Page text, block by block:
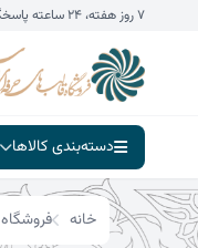
۷ روز هفته، ۲۴ ساعته پاسخگوی شما هستیم
دسته‌بندی کالاها
خانه فروشگاه